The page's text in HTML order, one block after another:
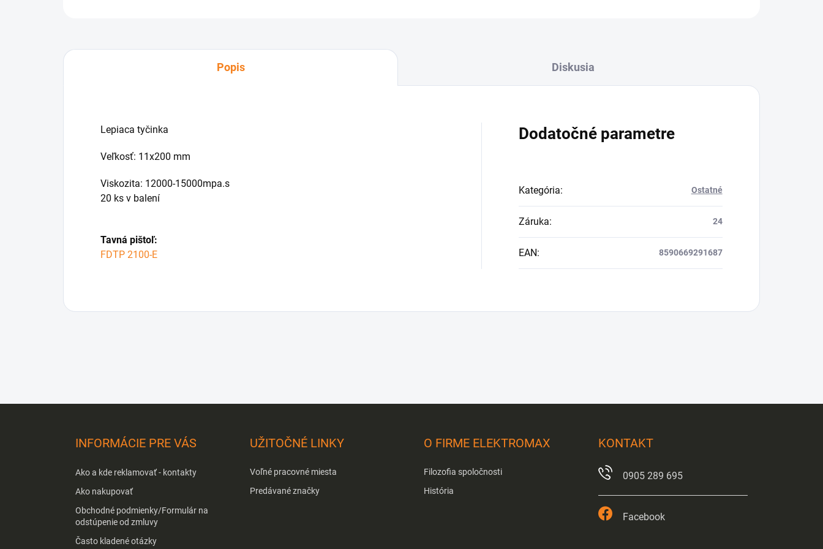
Popis Diskusia
Lepiaca tyčinka
Veľkosť: 11x200 mm
Viskozita: 12000-15000mpa.s
20 ks v balení
Tavná pištoľ:
FDTP 2100-E
Dodatočné parametre
Kategória: Ostatné
Záruka: 24
EAN: 8590669291687
INFORMÁCIE PRE VÁS
Ako a kde reklamovať - kontakty
Ako nakupovať
Obchodné podmienky/Formulár na
odstúpenie od zmluvy
Často kladené otázky
UŽITOČNÉ LINKY
Voľné pracovné miesta
Predávané značky
O FIRME ELEKTROMAX
Filozofia spoločnosti
História
KONTAKT
0905 289 695
Facebook